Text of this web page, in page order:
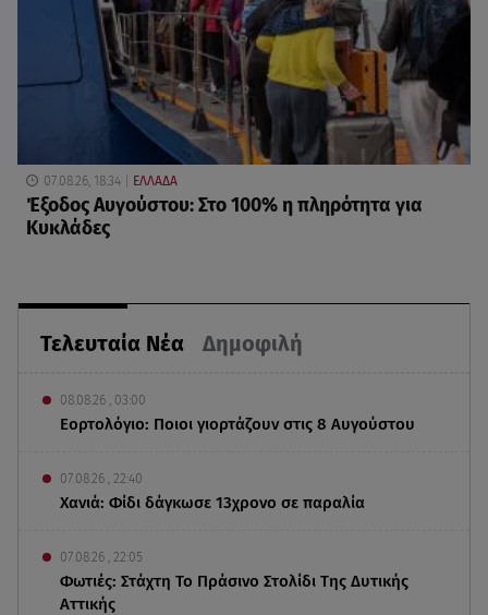
Τελευταία Νέα Δημοφιλή
08.08.26 , 03:00
Εορτολόγιο: Ποιοι γιορτάζουν στις 8 Αυγούστου
07.08.26 , 22:40
Χανιά: Φίδι δάγκωσε 13χρονο σε παραλία
07.08.26 , 22:05
Φωτιές: Στάχτη Το Πράσινο Στολίδι Της Δυτικής
Αττικής
07.08.26, 18:34 ΕΛΛΑΔΑ
Έξοδος Αυγούστου: Στο 100% η πληρότητα για
Κυκλάδες